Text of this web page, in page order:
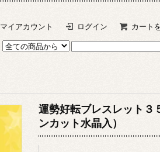
マイアカウント ログイン カート
運勢好転ブレスレット３
ンカット水晶入）